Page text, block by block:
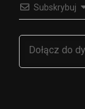
Subskrybuj